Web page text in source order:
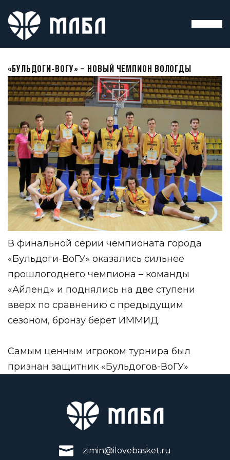
«БУЛЬДОГИ-ВОГУ» – НОВЫЙ ЧЕМПИОН ВОЛОГДЫ
В финальной серии чемпионата города
«Бульдоги-ВоГУ» оказались сильнее
прошлогоднего чемпиона – команды
«Айленд» и поднялись на две ступени
вверх по сравнению с предыдущим
сезоном, бронзу берет ИММИД.
Самым ценным игроком турнира был
признан защитник «Бульдогов-ВоГУ»
zimin@ilovebasket.ru